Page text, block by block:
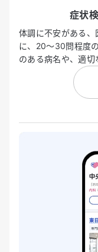
症状
体調に不安がある、
に、20〜30問程度
のある病名や、適切